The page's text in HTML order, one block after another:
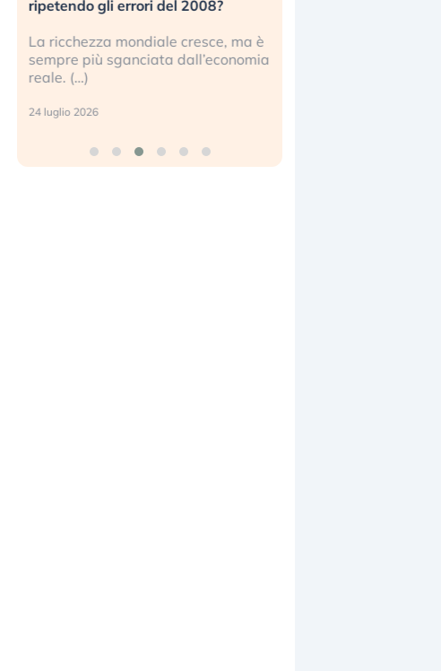
ripetendo gli errori del 2008?
La ricchezza mondiale cresce, ma è
sempre più sganciata dall’economia
reale. (…)
24 luglio 2026